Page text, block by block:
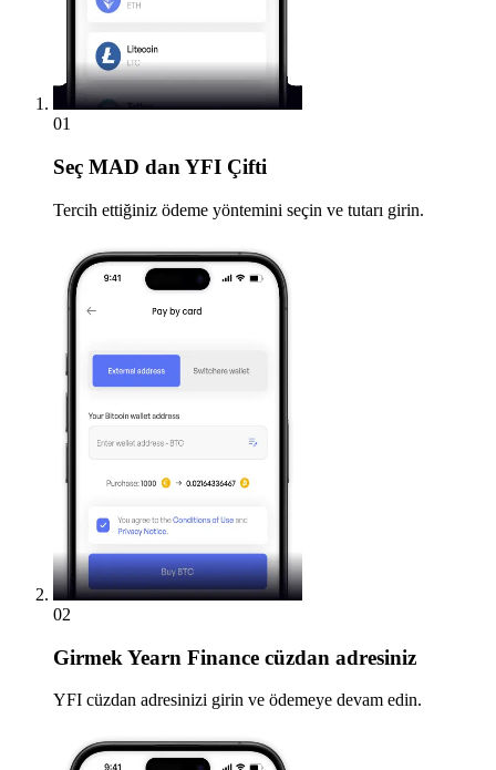
01
Seç MAD dan YFI Çifti
Tercih ettiğiniz ödeme yöntemini seçin ve tutarı girin.
02
Girmek Yearn Finance cüzdan adresiniz
YFI cüzdan adresinizi girin ve ödemeye devam edin.